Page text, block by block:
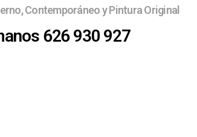
Contemporáneo y Pintura Original
626 930 927